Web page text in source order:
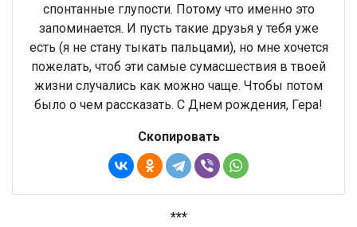
спонтанные глупости. Потому что именно это
запоминается. И пусть такие друзья у тебя уже
есть (я не стану тыкать пальцами), но мне хочется
пожелать, чтоб эти самые сумасшествия в твоей
жизни случались как можно чаще. Чтобы потом
было о чем рассказать. С Днем рождения, Гера!
Скопировать
***